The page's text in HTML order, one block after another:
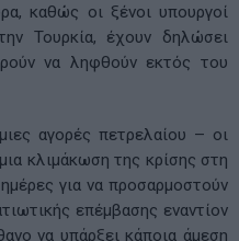
καθώς οι ξένοι υπουργοί
Τουρκία, έχουν δηλώσει
να ληφθούν εκτός του
αγορές πετρελαίου – οι
κλιμάκωση της κρίσης στη
για να προσαρμοστούν
επέμβασης εναντίον
να υπάρξει κάποια άμεση